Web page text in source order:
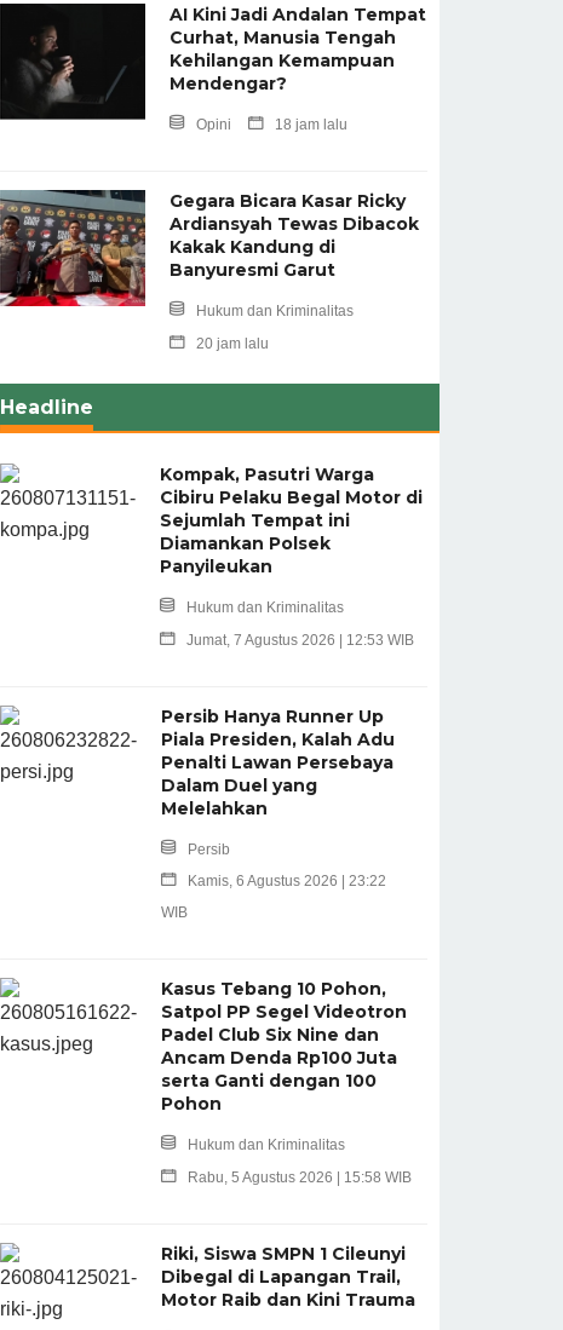
AI Kini Jadi Andalan Tempat
Curhat, Manusia Tengah
Kehilangan Kemampuan
Mendengar?
Opini 18 jam lalu
Gegara Bicara Kasar Ricky
Ardiansyah Tewas Dibacok
Kakak Kandung di
Banyuresmi Garut
Hukum dan Kriminalitas
20 jam lalu
Headline
Kompak, Pasutri Warga
Cibiru Pelaku Begal Motor di
Sejumlah Tempat ini
Diamankan Polsek
Panyileukan
Hukum dan Kriminalitas
Jumat, 7 Agustus 2026 | 12:53 WIB
Persib Hanya Runner Up
Piala Presiden, Kalah Adu
Penalti Lawan Persebaya
Dalam Duel yang
Melelahkan
Persib
Kamis, 6 Agustus 2026 | 23:22
WIB
Kasus Tebang 10 Pohon,
Satpol PP Segel Videotron
Padel Club Six Nine dan
Ancam Denda Rp100 Juta
serta Ganti dengan 100
Pohon
Hukum dan Kriminalitas
Rabu, 5 Agustus 2026 | 15:58 WIB
Riki, Siswa SMPN 1 Cileunyi
Dibegal di Lapangan Trail,
Motor Raib dan Kini Trauma